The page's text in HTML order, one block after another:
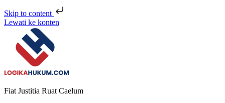
Skip to content
Lewati ke konten
Fiat Justitia Ruat Caelum